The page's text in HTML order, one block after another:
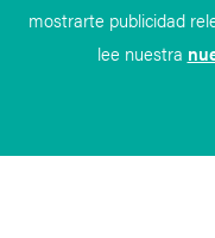
mostrarte publicidad
lee nuestra